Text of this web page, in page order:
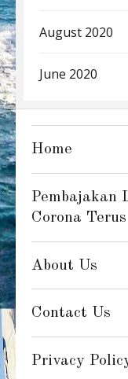
August 2020
June 2020
Home
Pembajakan
Corona
About Us
Contact Us
Privacy